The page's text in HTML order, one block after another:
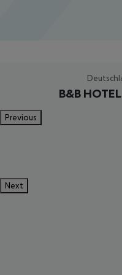
B&B
Previous
Next